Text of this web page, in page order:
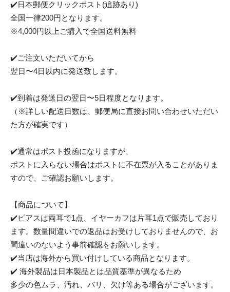
✔️日本郵便クリックポスト(追跡あり)
全国一律200円となります。
※4,000円以上ご購入で全国送料無料
✔️ご注文いただいてから
翌日〜4日以内に発送致します。
✔️到着は発送日の翌日〜5日程度となります。
（※詳しい配送日数は、郵便局に直接お問い合わせいただい
た方が確実です）
✔️通常はポスト投函になりますが、
ポストに入らない場合はポストに不在票が入ることがありま
すので、ご確認お願いします。
【商品について】
✔️ピアスは両耳で1点、イヤーカフは片耳1点で販売しており
ます。数量間違いでの返品はお受けしておりませんので、お
間違いのないよう事前確認をお願いします。
✔️当店は海外から買い付けしている商品となります。
✔️ 海外製品は日本製品とは品質基準が異なるため
多少の色ムラ、汚れ、バリ、欠け等ある場合がございます。